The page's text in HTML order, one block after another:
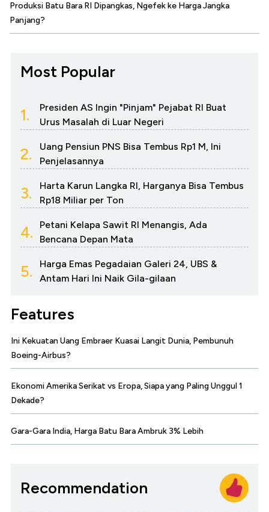
Produksi Batu Bara RI Dipangkas, Ngefek ke Harga Jangka
Panjang?
Most Popular
1.
Presiden AS Ingin "Pinjam" Pejabat RI Buat
Urus Masalah di Luar Negeri
2.
Uang Pensiun PNS Bisa Tembus Rp1 M, Ini
Penjelasannya
3.
Harta Karun Langka RI, Harganya Bisa Tembus
Rp18 Miliar per Ton
4.
Petani Kelapa Sawit RI Menangis, Ada
Bencana Depan Mata
5.
Harga Emas Pegadaian Galeri 24, UBS &
Antam Hari Ini Naik Gila-gilaan
Features
Ini Kekuatan Uang Embraer Kuasai Langit Dunia, Pembunuh
Boeing-Airbus?
Ekonomi Amerika Serikat vs Eropa, Siapa yang Paling Unggul 1
Dekade?
Gara-Gara India, Harga Batu Bara Ambruk 3% Lebih
Recommendation